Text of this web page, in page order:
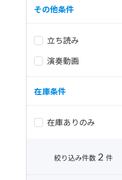
その他条件
立ち読み
演奏動画
在庫条件
在庫ありのみ
絞り込み件数 2 件